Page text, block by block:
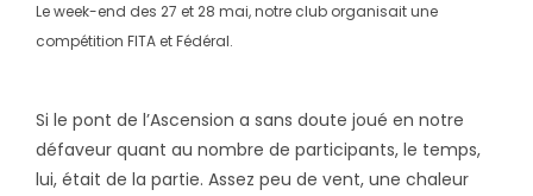
Le week-end des 27 et 28 mai, notre club organisait une
compétition FITA et Fédéral.
Si le pont de l’Ascension a sans doute joué en notre
défaveur quant au nombre de participants, le temps,
lui, était de la partie. Assez peu de vent, une chaleur